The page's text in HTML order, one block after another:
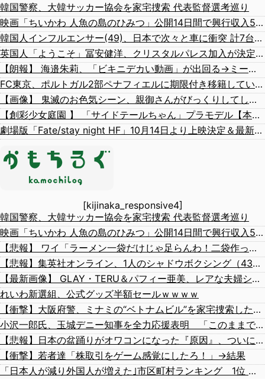
韓国警察、大韓サッカー協会を家宅捜索 代表監督選考巡り
映画「ちいかわ 人魚の島のひみつ」公開14日間で興行収入50億円突破 最終興収102.8億円の「シン・エヴァ」に並ぶペース
韓国人インフルエンサー(49)、日本で次々と車に衝突 計7台巻き込み 八王子
英国人「ようこそ」冨安健洋、クリスタルパレス加入が決定的に！メディカル検査をパス！現地サポが歓迎！アーセナルファンも祝福！【海外の反応】
【朗報】 海邉朱莉、「ビキニデカい動画」が出回る→ミーグリが売れるｗｗｗｗｗｗ
FC東京、ポルトガル2部ペナフィエルに期限付き移籍していたMF安斎颯馬の復帰を発表 「自分にできることを精一杯頑張ります」
【画像】 鬼滅のお色気シーン、親御さんがびっくりしてしまう
【創彩少女庭園 】 「サイドテールちゃん」プラモデル【本日11時予約開始】
劇場版「Fate/stay night HF」10月14日より上映決定＆最新キービジュアル公開！ワカメがライバルっぽくて格好いいぞ―！
[kijinaka_responsive4]
韓国警察、大韓サッカー協会を家宅捜索 代表監督選考巡り
映画「ちいかわ 人魚の島のひみつ」公開14日間で興行収入50億円突破 最終興収102.8億円の「シン・エヴァ」に並ぶペース
【悲報】 ワイ「ラーメン一袋だけじゃ足らんわ！二袋作ったろ！」→結果ｗｗｗ
【悲報】集英社オンライン、1人のシャドウボクシング（43億注文）によって長期間業務を妨害され続けていた模様・・・
【最新画像】 GLAY・TERU＆パフィー亜美、レアな夫婦ショットを公開してしまう！
れいわ新選組、公式グッズ半額セールｗｗｗｗ
【衝撃】大阪府警、ミナミの“ベトナムビル”を家宅捜索した結果・・・・・・
小沢一郎氏、玉城デニー知事を全力応援表明 「このままでは勝てない」中道の態度を批判 玉城氏「小沢氏は政治の師匠」※中道は支援表明せず
【悲報】日本の盆踊りがオワコンになった『原因』、ついに判明する・・・・・
【衝撃】若者達「株取引をゲーム感覚にしたろ！」→結果
「日本人が減り外国人が増えた｣市区町村ランキング 1位 大阪市、2位 横浜市、3位 名古屋市、4位 京都市、5位 埼玉県川口市